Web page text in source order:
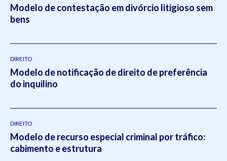
Modelo de contestação em divórcio litigioso sem
bens
DIREITO
Modelo de notificação de direito de preferência
do inquilino
DIREITO
Modelo de recurso especial criminal por tráfico:
cabimento e estrutura